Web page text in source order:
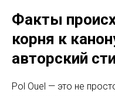
Факты
корня к
авторский
Pol Ouel — это не